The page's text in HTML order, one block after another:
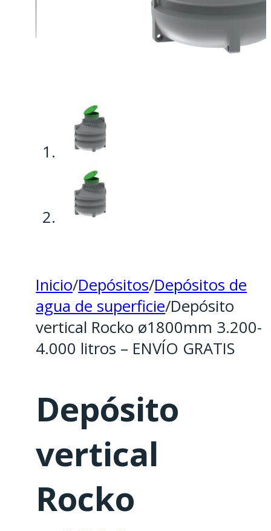
Inicio/Depósitos/Depósitos de
agua de superficie/Depósito
vertical Rocko ø1800mm 3.200-
4.000 litros – ENVÍO GRATIS
Depósito
vertical
Rocko